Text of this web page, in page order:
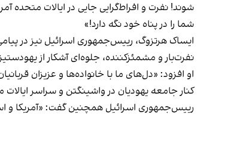
شوند! نفرت و افراط‌گرایی جایی در ایالات متحده
شما را در پناه خود نگه دارد!»
ایساک هرتزوگ، رییس‌جمهوری اسرائیل نیز در
نفرت‌بار و مشمئزکننده، جلوه‌ای آشکار از
او افزود: «دل‌های ما با خانواده‌ها و عزیزان
کنار جامعه یهودیان در واشینگتن و سراسر
رییس‌جمهوری اسرائیل همچنین گفت: «آمریکا و